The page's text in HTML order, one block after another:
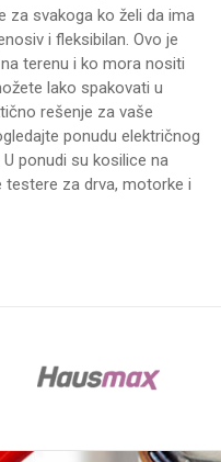
za svakoga ko želi da ima
i fleksibilan. Ovo je
terenu i ko mora nositi
lako spakovati u
rešenje za vaše
ponudu električnog
ponudi su kosilice na
testere za drva, motorke i